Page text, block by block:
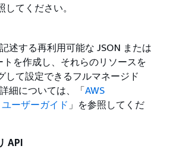
してください。
述する再利用可能な JSON または
トを作成し、それらのリソースを
して設定できるフルマネージド
細については、「AWS
ーザーガイド 」を参照してくだ
API